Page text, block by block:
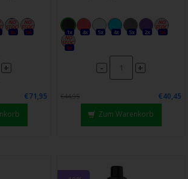
0x
0x
+
€71,95
1x 4x 5x 4x 5x 2x
0x
0x
- +
€44,95
€40,45
Zum Warenkorb